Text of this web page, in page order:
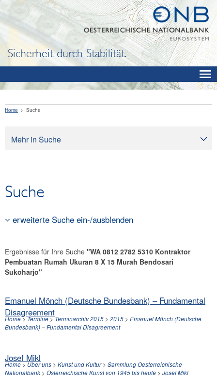
Sicherheit durch Stabilität.
Mehr in Suche
Home Suche
Suche
erweiterte Suche ein-/ausblenden
Ergebnisse für Ihre Suche "WA 0812 2782 5310 Kontraktor
Pembuatan Rumah Ukuran 8 X 15 Murah Bendosari
Sukoharjo"
Emanuel Mönch (Deutsche Bundesbank) – Fundamental
Disagreement
Home>Termine>Terminarchiv 2015 > 2015 > Emanuel Mönch (Deutsche
Bundesbank) – Fundamental Disagreement
Josef Mikl
Home>Über uns > Kunst und Kultur> Sammlung Oesterreichische
Nationalbank > Österreichische Kunst von 1945 bis heute > Josef Mikl